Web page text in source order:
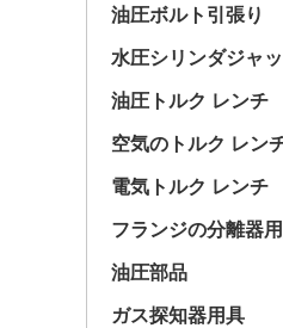
油圧ボルト引張り
水圧シリンダジャ
油圧トルク レンチ
空気のトルク レン
電気トルク レンチ
フランジの分離器
油圧部品
ガス探知器用具